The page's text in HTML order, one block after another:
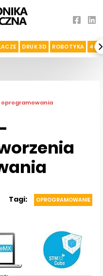
DRUK 3D ROBOTYKA 4G I
oprogramowania
Tagi: OPROGRAMOWANIE